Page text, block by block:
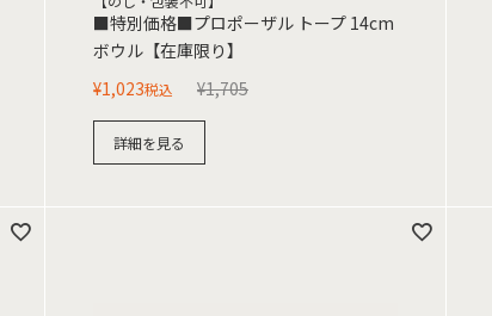
■特別価格■プロポーザル トープ 14cm
ボウル【在庫限り】
¥1,705
¥1,023税込
詳細を見る